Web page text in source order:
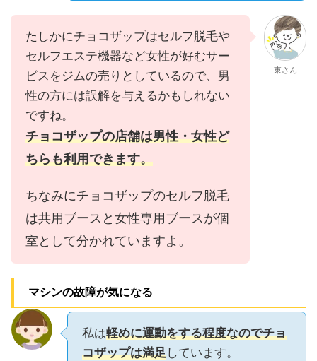
たしかにチョコザップはセルフ脱毛や
セルフエステ機器など女性が好むサー
ビスをジムの売りとしているので、男
性の方には誤解を与えるかもしれない
ですね。
チョコザップの店舗は男性・女性ど
ちらも利用できます。
ちなみにチョコザップのセルフ脱毛
は共用ブースと女性専用ブースが個
室として分かれていますよ。
東さん
マシンの故障が気になる
私は軽めに運動をする程度なのでチョ
コザップは満足しています。